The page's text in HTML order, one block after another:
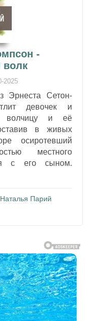
-
волк
2025
Эрнеста Сетон-
девочек и
волчицу и её
в живых
осиротевший
местного
с его сыном.
Наталья Парий